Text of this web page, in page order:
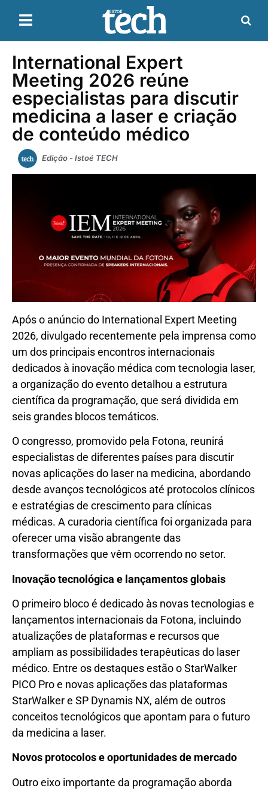
International Expert
Meeting 2026 reúne
especialistas para discutir
medicina a laser e criação
de conteúdo médico
Edição - Istoé TECH
Após o anúncio do International Expert Meeting
2026, divulgado recentemente pela imprensa como
um dos principais encontros internacionais
dedicados à inovação médica com tecnologia laser,
a organização do evento detalhou a estrutura
científica da programação, que será dividida em
seis grandes blocos temáticos.
O congresso, promovido pela Fotona, reunirá
especialistas de diferentes países para discutir
novas aplicações do laser na medicina, abordando
desde avanços tecnológicos até protocolos clínicos
e estratégias de crescimento para clínicas
médicas. A curadoria científica foi organizada para
oferecer uma visão abrangente das
transformações que vêm ocorrendo no setor.
Inovação tecnológica e lançamentos globais
O primeiro bloco é dedicado às novas tecnologias e
lançamentos internacionais da Fotona, incluindo
atualizações de plataformas e recursos que
ampliam as possibilidades terapêuticas do laser
médico. Entre os destaques estão o StarWalker
PICO Pro e novas aplicações das plataformas
StarWalker e SP Dynamis NX, além de outros
conceitos tecnológicos que apontam para o futuro
da medicina a laser.
Novos protocolos e oportunidades de mercado
Outro eixo importante da programação aborda